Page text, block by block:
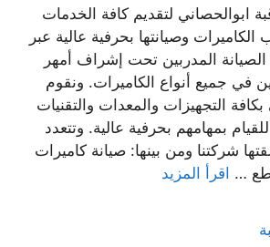
ابوالحصاني لتقديم كافة الخدمات
الكاميرات وصيانتها بحرفية عالية عبر
المدربين تحت إشراف أمهر
في جميع أنواع الكاميرات. ونقوم
التجهيزات والمعدات والتقنيات
بمهامهم بحرفية عالية. وتتعدد
شركتنا ومن بينها: صيانة كاميرات
… اقرأ المزيد